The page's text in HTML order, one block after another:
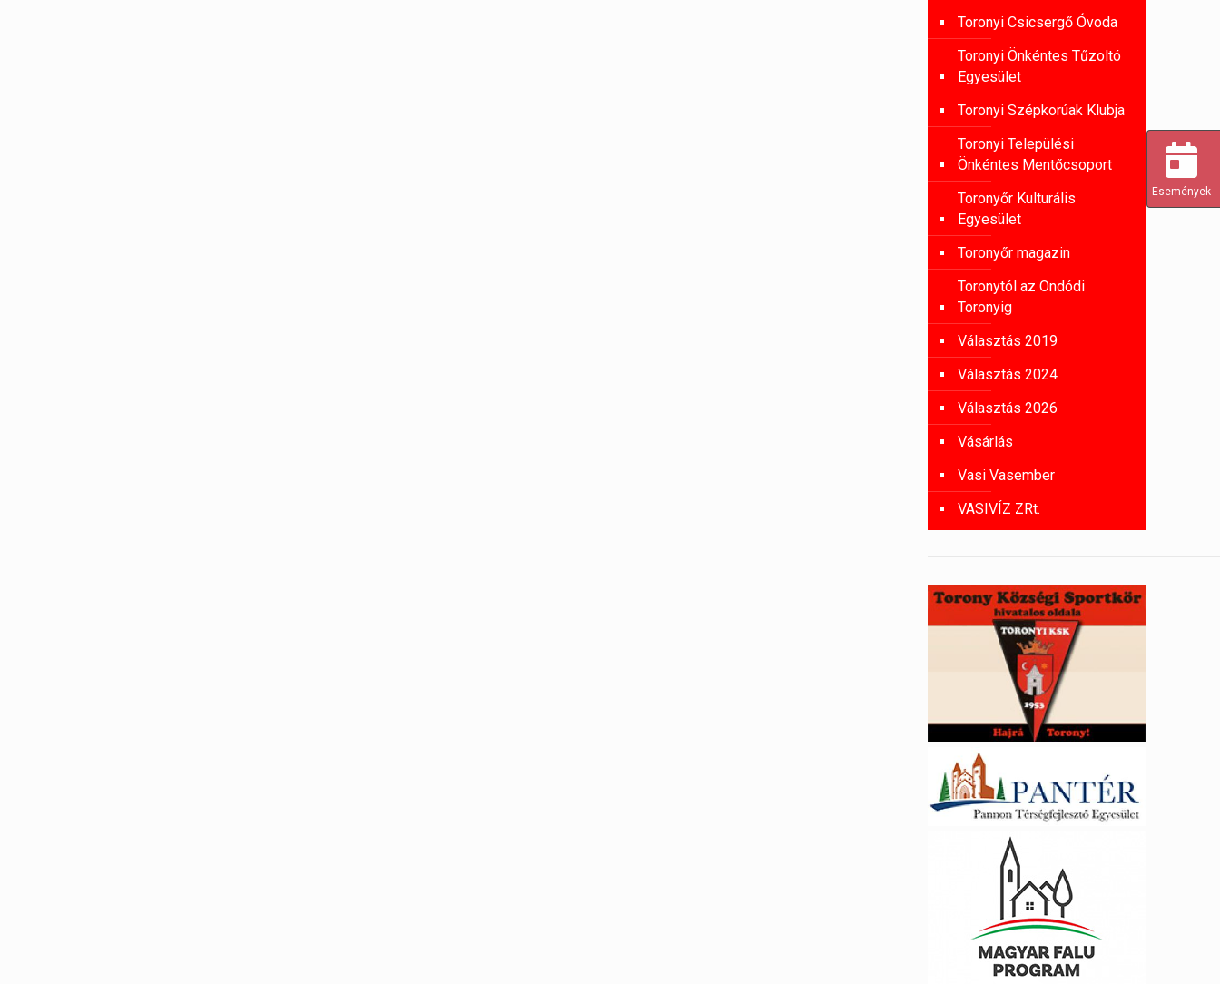
Toronyi Csicsergő Óvoda
Toronyi Önkéntes Tűzoltó
Egyesület
Toronyi Szépkorúak Klubja
Toronyi Települési
Önkéntes Mentőcsoport
Toronyőr Kulturális
Egyesület
Toronyőr magazin
Toronytól az Ondódi
Toronyig
Választás 2019
Választás 2024
Választás 2026
Vásárlás
Vasi Vasember
VASIVÍZ ZRt.
Események